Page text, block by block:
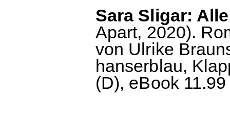
Sara Sligar:
Apart, 2020).
von Ulrike
hanserblau,
(D), eBook